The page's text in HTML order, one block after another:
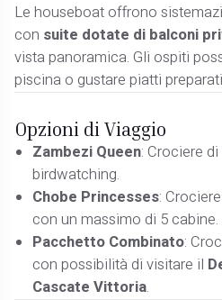
Le houseboat offrono
con suite dotate di balconi
vista panoramica. Gli ospiti
piscina o gustare piatti
Opzioni di Viaggio
Zambezi Queen: Crociere
birdwatching.
Chobe Princesses:
con un massimo di 5 cabine.
Pacchetto Combinato:
con possibilità di visitare il
Cascate Vittoria.